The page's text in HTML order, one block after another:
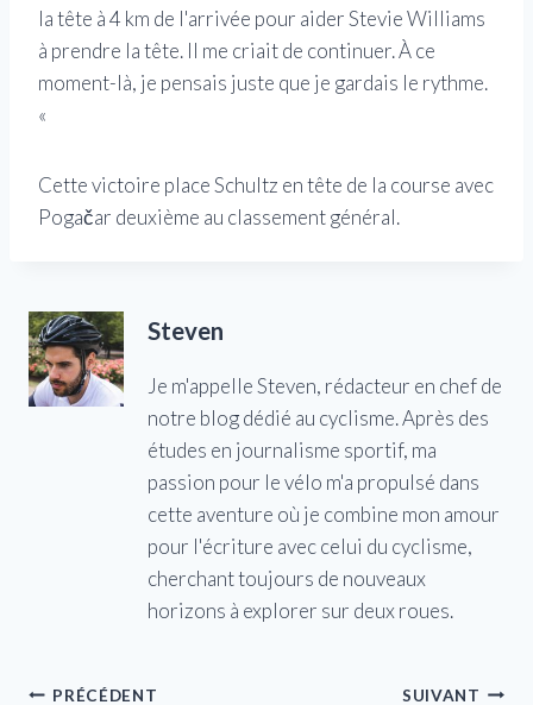
la tête à 4 km de l'arrivée pour aider Stevie Williams
à prendre la tête. Il me criait de continuer. À ce
moment-là, je pensais juste que je gardais le rythme.
«
Cette victoire place Schultz en tête de la course avec
Pogačar deuxième au classement général.
Steven
Je m'appelle Steven, rédacteur en chef de
notre blog dédié au cyclisme. Après des
études en journalisme sportif, ma
passion pour le vélo m'a propulsé dans
cette aventure où je combine mon amour
pour l'écriture avec celui du cyclisme,
cherchant toujours de nouveaux
horizons à explorer sur deux roues.
PRÉCÉDENT SUIVANT